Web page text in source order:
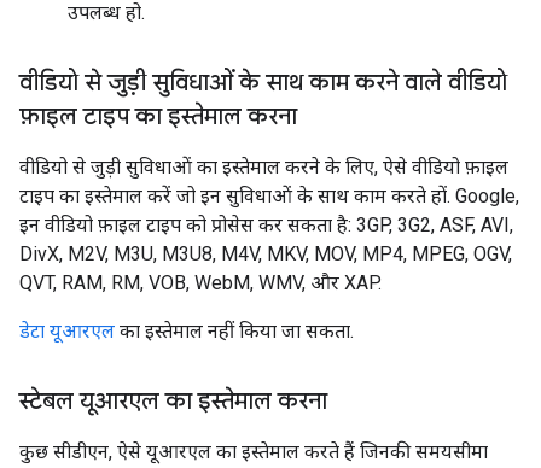
उपलब्ध हो.
वीडियो से जुड़ी सुविधाओं के साथ काम करने वाले वीडियो
फ़ाइल टाइप का इस्तेमाल करना
वीडियो से जुड़ी सुविधाओं का इस्तेमाल करने के लिए, ऐसे वीडियो फ़ाइल
टाइप का इस्तेमाल करें जो इन सुविधाओं के साथ काम करते हों. Google,
इन वीडियो फ़ाइल टाइप को प्रोसेस कर सकता है: 3GP, 3G2, ASF, AVI,
DivX, M2V, M3U, M3U8, M4V, MKV, MOV, MP4, MPEG, OGV,
QVT, RAM, RM, VOB, WebM, WMV, और XAP.
डेटा यूआरएल का इस्तेमाल नहीं किया जा सकता.
स्टेबल यूआरएल का इस्तेमाल करना
कुछ सीडीएन, ऐसे यूआरएल का इस्तेमाल करते हैं जिनकी समयसीमा